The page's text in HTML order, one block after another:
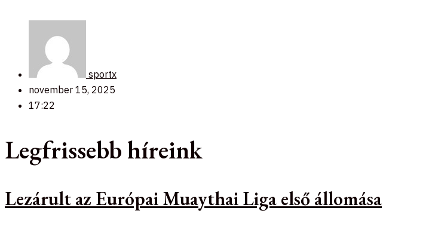
sportx
november 15, 2025
17:22
Legfrissebb híreink
Lezárult az Európai Muaythai Liga első állomása